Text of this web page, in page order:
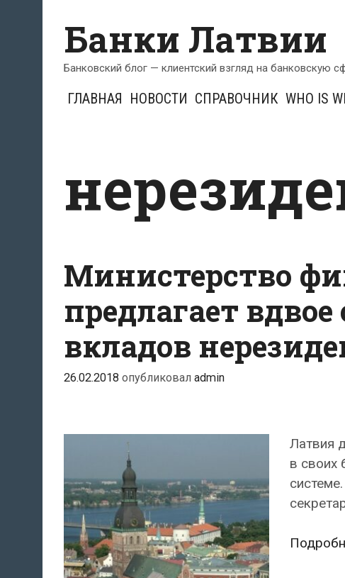
содержимому
Банки Латвии
Банковский блог — клиентский взгляд на банковскую
ГЛАВНАЯ НОВОСТИ СПРАВОЧНИК WHO IS
Министерство
предлагает
вкладов
26.02.2018 опубликовал admin
Латвия
в своих